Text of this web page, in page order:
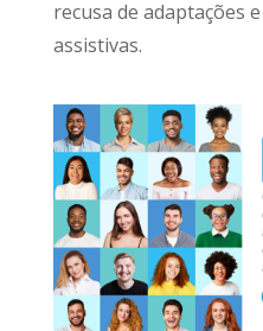
recusa de adaptações
assistivas.